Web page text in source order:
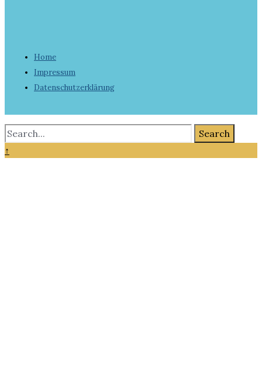
Home
Impressum
Datenschutzerklärung
Search
↑